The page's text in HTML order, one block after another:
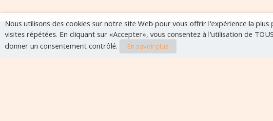
Nous utilisons des cookies sur notre site Web pour vous offrir l'expérience la
visites répétées. En cliquant sur «Accepter», vous consentez à l'utilisation de
donner un consentement contrôlé.
En savoir plus